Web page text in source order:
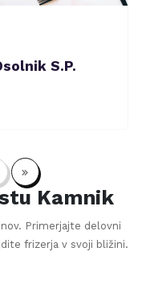
S.P.
Kamnik
Primerjajte delovni
frizerja v svoji bližini.